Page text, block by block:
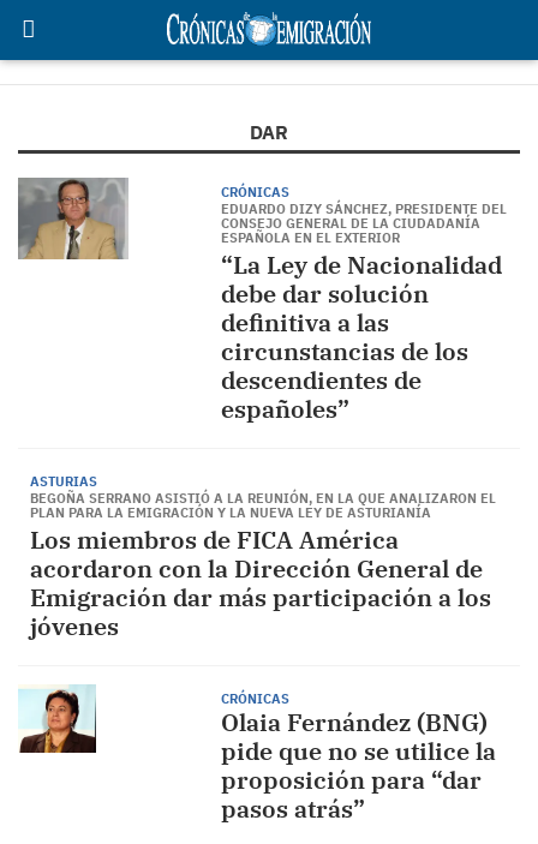
DAR
CRÓNICAS
EDUARDO DIZY SÁNCHEZ, PRESIDENTE DEL
CONSEJO GENERAL DE LA CIUDADANÍA
ESPAÑOLA EN EL EXTERIOR
“La Ley de Nacionalidad
debe dar solución
definitiva a las
circunstancias de los
descendientes de
españoles”
ASTURIAS
BEGOÑA SERRANO ASISTIÓ A LA REUNIÓN, EN LA QUE ANALIZARON EL
PLAN PARA LA EMIGRACIÓN Y LA NUEVA LEY DE ASTURIANÍA
Los miembros de FICA América
acordaron con la Dirección General de
Emigración dar más participación a los
jóvenes
CRÓNICAS
Olaia Fernández (BNG)
pide que no se utilice la
proposición para “dar
pasos atrás”